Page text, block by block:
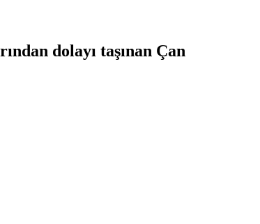
dolayı taşınan Çan